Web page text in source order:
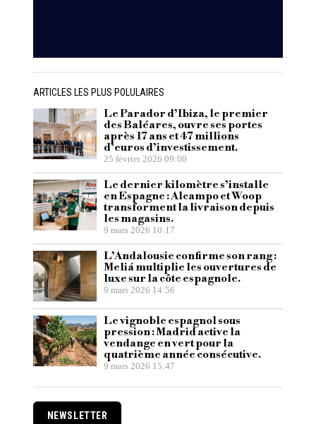
ARTICLES LES PLUS POLULAIRES
Le Parador d’Ibiza, le premier
des Baléares, ouvre ses portes
après 17 ans et 47 millions
d’euros d’investissement.
25 février 2026 09:00
Le dernier kilomètre s’installe
en Espagne : Alcampo et Woop
transforment la livraison depuis
les magasins.
9 mars 2026 10:17
L’Andalousie confirme son rang :
Meliá multiplie les ouvertures de
luxe sur la côte espagnole.
9 mars 2026 14:56
Le vignoble espagnol sous
pression : Madrid active la
vendange en vert pour la
quatrième année consécutive.
9 mars 2026 15:47
NEWSLETTER